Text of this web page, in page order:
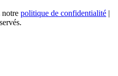
notre politique de confidentialité |